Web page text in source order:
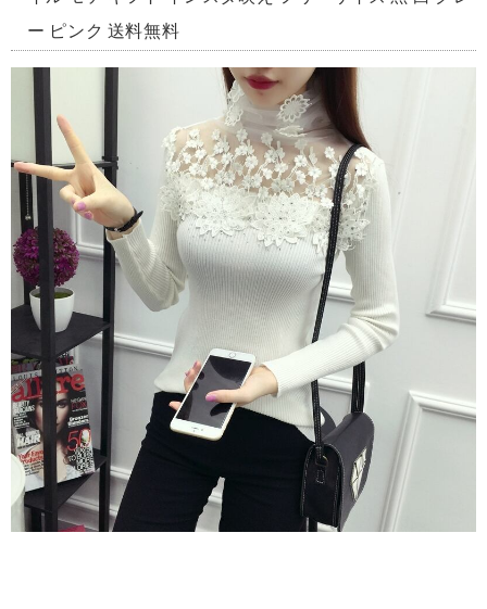
ー ピンク 送料無料